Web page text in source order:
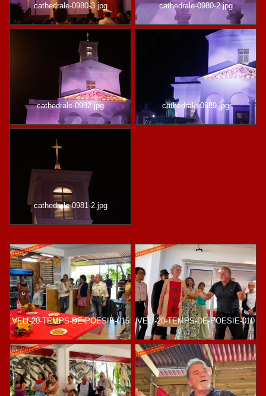
cathedrale-0980-3.jpg cathedrale-0980-2.jpg
cathedrale-0982.jpg cathedrale-0989.jpg
cathedrale-0981-2.jpg
VELI-20-TEMPS-DE-POESIE-015 VELI-20-TEMPS-DE-POESIE-010